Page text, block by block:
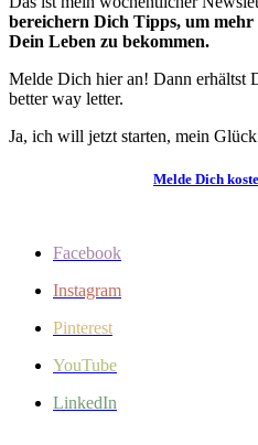
bereichern Dich Tipps, um
Dein Leben zu bekommen.
Melde Dich hier an! Dann erhältst
better way letter.
Ja, ich will jetzt starten, mein
Melde Dich
Facebook
Instagram
Pinterest
YouTube
LinkedIn